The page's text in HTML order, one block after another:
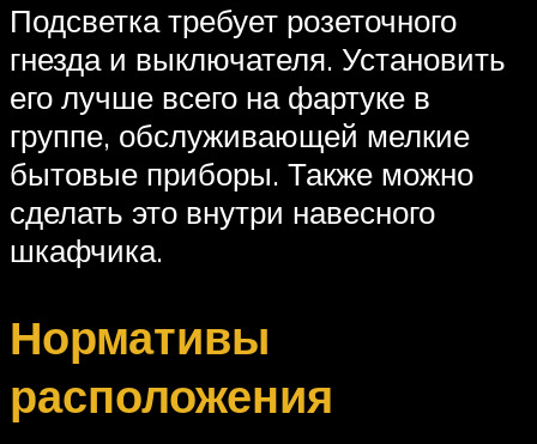
Подсветка требует розеточного
гнезда и выключателя. Установить
его лучше всего на фартуке в
группе, обслуживающей мелкие
бытовые приборы. Также можно
сделать это внутри навесного
шкафчика.
Нормативы
расположения